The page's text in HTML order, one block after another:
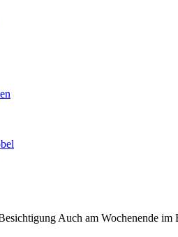
Auch am Wochenende im